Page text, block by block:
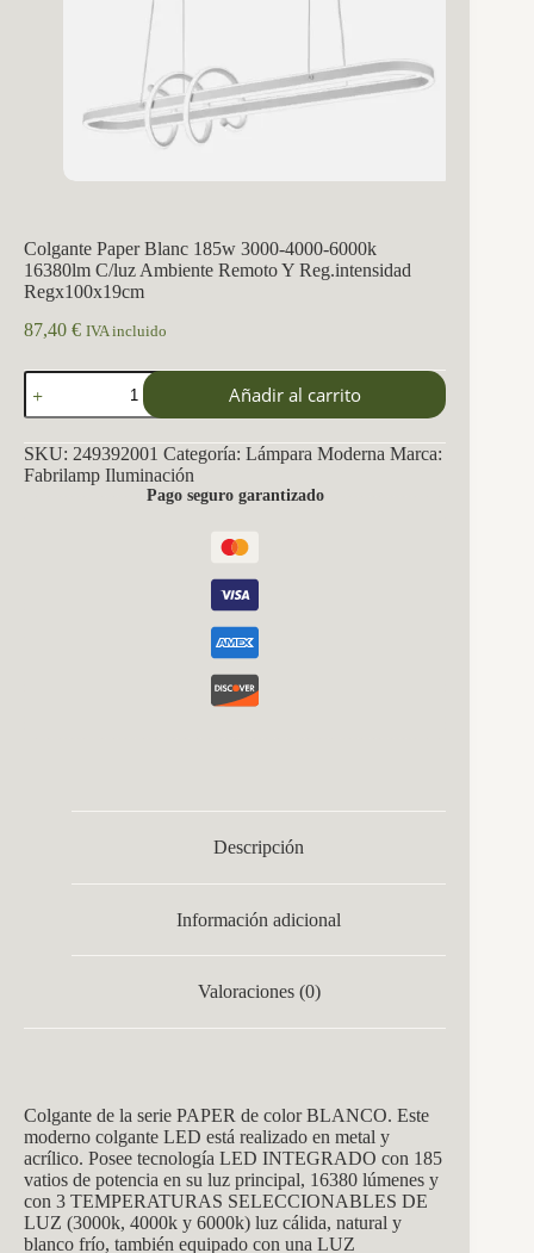
Colgante Paper Blanc 185w 3000-4000-6000k
16380lm C/luz Ambiente Remoto Y Reg.intensidad
Regx100x19cm
87,40 € IVA incluido
Colgante
Paper
Blanc
185w
3000-
4000-
Añadir al carrito
SKU: 249392001 Categoría: Lámpara Moderna Marca:
Fabrilamp Iluminación
Pago seguro garantizado
Descripción
Información adicional
Valoraciones (0)
Colgante de la serie PAPER de color BLANCO. Este
moderno colgante LED está realizado en metal y
acrílico. Posee tecnología LED INTEGRADO con 185
vatios de potencia en su luz principal, 16380 lúmenes y
con 3 TEMPERATURAS SELECCIONABLES DE
LUZ (3000k, 4000k y 6000k) luz cálida, natural y
blanco frío, también equipado con una LUZ